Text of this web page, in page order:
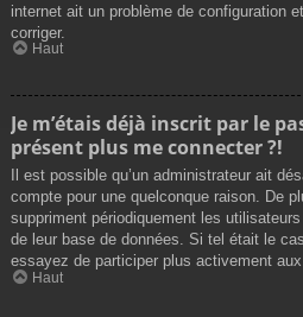
internet ait un problème de configuration
corriger.
Haut
Je m’étais déjà inscrit par le
présent plus me connecter ?!
Il est possible qu’un administrateur ait
compte pour une quelconque raison. De
suppriment périodiquement les
de leur base de données. Si tel était le
essayez de participer plus activement
Haut